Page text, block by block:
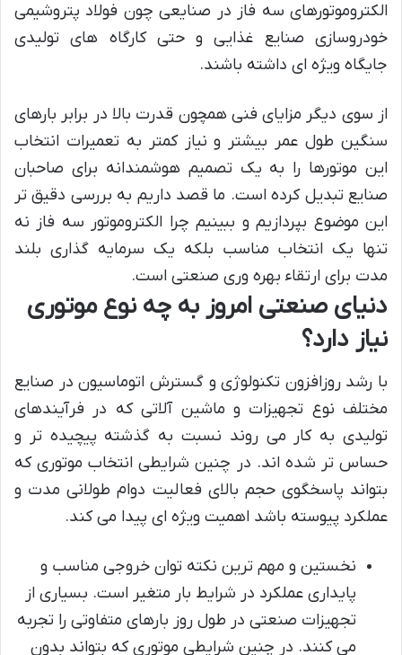
الکتروموتورهای سه فاز در صنایعی چون فولاد پتروشیمی
خودروسازی صنایع غذایی و حتی کارگاه های تولیدی
جایگاه ویژه ای داشته باشند.
از سوی دیگر مزایای فنی همچون قدرت بالا در برابر بارهای
سنگین طول عمر بیشتر و نیاز کمتر به تعمیرات انتخاب
این موتورها را به یک تصمیم هوشمندانه برای صاحبان
صنایع تبدیل کرده است. ما قصد داریم به بررسی دقیق تر
این موضوع بپردازیم و ببینیم چرا الکتروموتور سه فاز نه
تنها یک انتخاب مناسب بلکه یک سرمایه گذاری بلند
مدت برای ارتقاء بهره وری صنعتی است.
دنیای صنعتی امروز به چه نوع موتوری
نیاز دارد؟
با رشد روزافزون تکنولوژی و گسترش اتوماسیون در صنایع
مختلف نوع تجهیزات و ماشین آلاتی که در فرآیندهای
تولیدی به کار می روند نسبت به گذشته پیچیده تر و
حساس تر شده اند. در چنین شرایطی انتخاب موتوری که
بتواند پاسخگوی حجم بالای فعالیت دوام طولانی مدت و
عملکرد پیوسته باشد اهمیت ویژه ای پیدا می کند.
نخستین و مهم ترین نکته توان خروجی مناسب و
پایداری عملکرد در شرایط بار متغیر است. بسیاری از
تجهیزات صنعتی در طول روز بارهای متفاوتی را تجربه
می کنند. در چنین شرایطی موتوری که بتواند بدون